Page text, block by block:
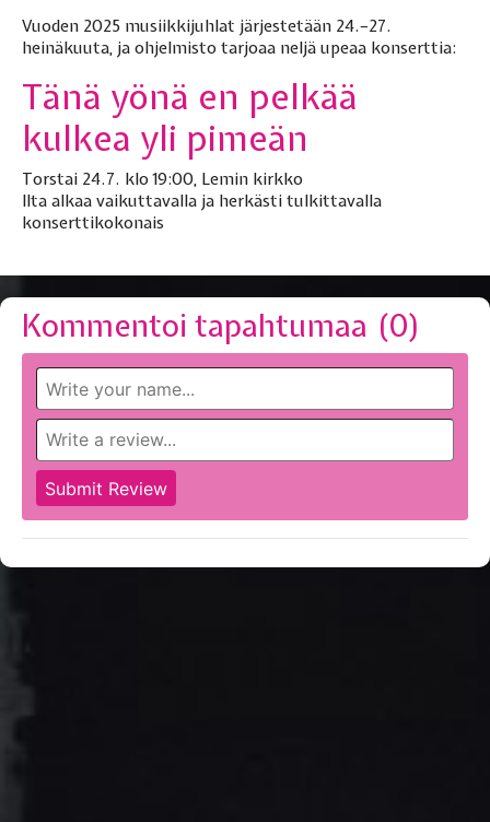
Vuoden 2025 musiikkijuhlat järjestetään 24.–27.
heinäkuuta, ja ohjelmisto tarjoaa neljä upeaa konserttia:
Tänä yönä en pelkää
kulkea yli pimeän
Torstai 24.7. klo 19:00, Lemin kirkko
Ilta alkaa vaikuttavalla ja herkästi tulkittavalla
konserttikokonais
Kommentoi tapahtumaa (0)